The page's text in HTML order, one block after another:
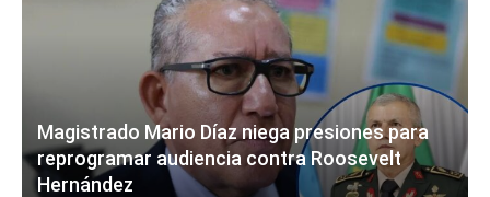
Magistrado Mario Díaz niega presiones para
reprogramar audiencia contra Roosevelt
Hernández